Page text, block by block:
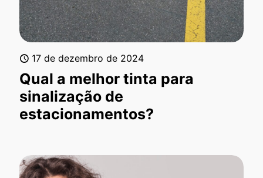
17 de dezembro de 2024
Qual a melhor tinta para
sinalização de
estacionamentos?